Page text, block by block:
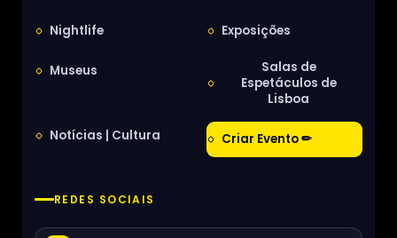
Nightlife Exposições
Museus
Salas de
Espetáculos de
Lisboa
Notícias | Cultura Criar Evento ✏
REDES SOCIAIS